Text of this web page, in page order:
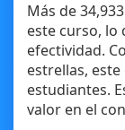
Más de
este curso, lo
efectividad.
estrellas,
estudiantes.
valor en el